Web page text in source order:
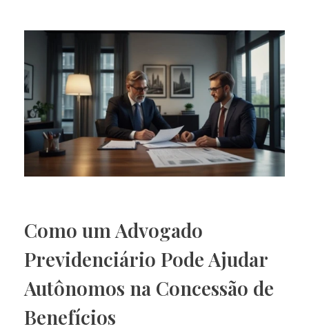
Como um Advogado
Previdenciário Pode Ajudar
Autônomos na Concessão de
Benefícios